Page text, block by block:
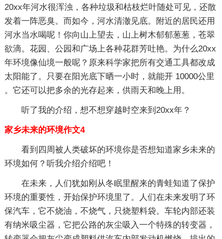
20xx年河水很浑浊，各种垃圾和枯枝烂叶随处可见，还散
发着一阵恶臭。而如今，河水清澈见底。附近的居民还用
河水当水喝呢！你向山上望去，山上树木郁郁葱葱，苍翠
欲滴。花园、公园和广场上各种花群芳吐艳。为什么20xx
年环境像仙境一般呢？原来科学家把所有交通工具都改成
太阳能了。只要在阳光底下晒一小时，就能开 10000公里
。它还可以把多余的光存起来，供雨天和晚上用。
听了我的介绍，想不想穿越时空来到20xx年？
家乡未来的环境作文4
看到四周被人类破坏的环境你是否想知道家乡未来的
环境如何？听我介绍介绍吧！
在未来，人们犹如刚从冬眠里醒来的青蛙知道了保护
环境的重要性，开始保护环境里了。人们在未来发明了环
保汽车，它不烧油，不烧气，只烧塑料袋。车轮内部还装
有纳米吸尘器，它把公路的灰尘吸入一个特殊的转变器，